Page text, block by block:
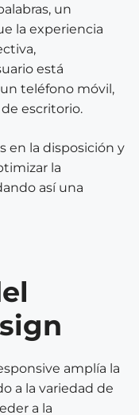
un
la experiencia
está
teléfono móvil,
escritorio.
en la disposición y
la
así una
amplía la
a la variedad de
a la